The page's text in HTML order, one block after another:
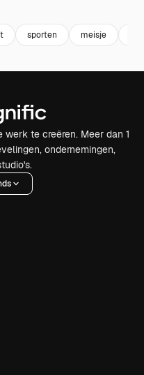
sporten meisje
te creëren. Meer dan 1
ondernemingen,